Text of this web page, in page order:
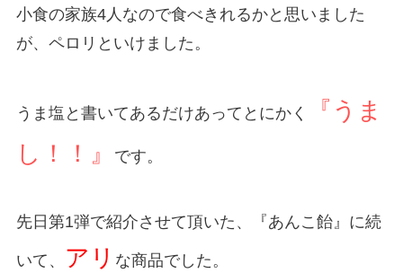
小食の家族4人なので食べきれるかと思いました
が、ペロリといけました。
うま塩と書いてあるだけあってとにかく
『うま
し！！』
です。
先日第1弾で紹介させて頂いた、『あんこ飴』に続
いて、 アリ な商品でした。